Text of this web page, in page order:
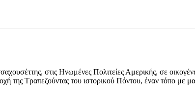
στις Ηνωμένες Πολιτείες Αμερικής, σε
της Τραπεζούντας του ιστορικού Πόντου, έναν τόπο με